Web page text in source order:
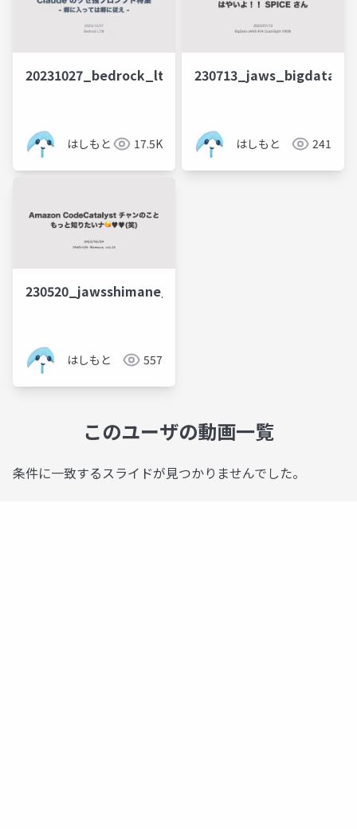
20231027_bedrock_lt
はしもと 17.5K はしもと 241
230520_jawsshimane_codecatalyst
はしもと 557
このユーザの動画一覧
条件に一致するスライドが見つかりませんでした。